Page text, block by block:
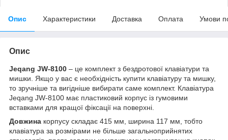
Опис Характеристики Доставка Оплата Умови
Опис
Jeqang JW-8100 – це комплект з бездротової клавіатури та
мишки. Якщо у вас є необхідність купити клавіатуру та мишку,
то зручніше та вигідніше вибирати саме комплект. Клавіатура
Jeqang JW-8100 має пластиковий корпус із гумовими
вставками для кращої фіксації на поверхні.
Довжина корпусу складає 415 мм, ширина 117 мм, тобто
клавіатура за розмірами не більше загальноприйнятих